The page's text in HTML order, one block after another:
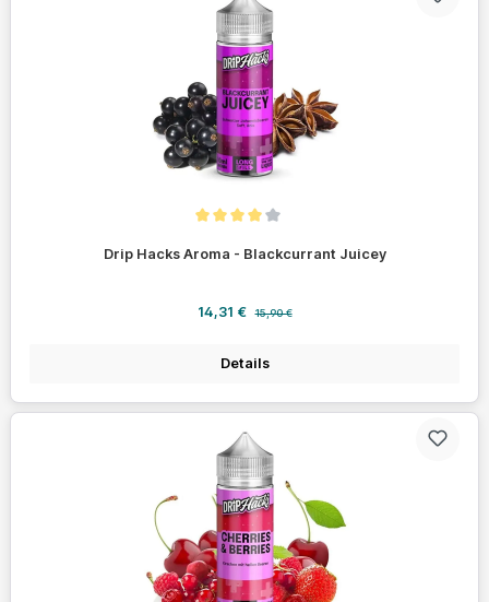
Drip Hacks Aroma - Blackcurrant Juicey
Verkaufspreis:
14,31 € Regulärer Preis:
15,90 €
Details